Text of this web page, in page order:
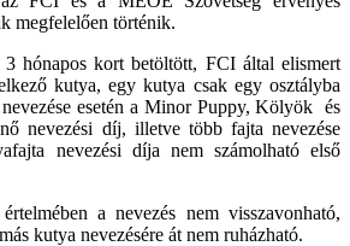
megfelelően történik.
3 hónapos kort betöltött, FCI által elismert
kutya, egy kutya csak egy osztályba
esetén a Minor Puppy, Kölyök és
nevezési díj, illetve több fajta nevezése
nevezési díja nem számolható első
a nevezés nem visszavonható,
kutya nevezésére át nem ruházható.